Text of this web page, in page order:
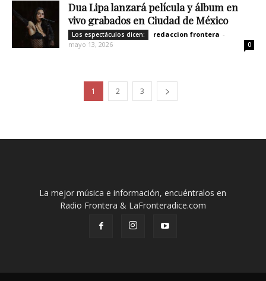
Dua Lipa lanzará película y álbum en
vivo grabados en Ciudad de México
Los espectáculos dicen: redaccion frontera -
mayo 13, 2026
0
1 2 3
La mejor música e información, encuéntralos en
Radio Frontera & LaFronteradice.com